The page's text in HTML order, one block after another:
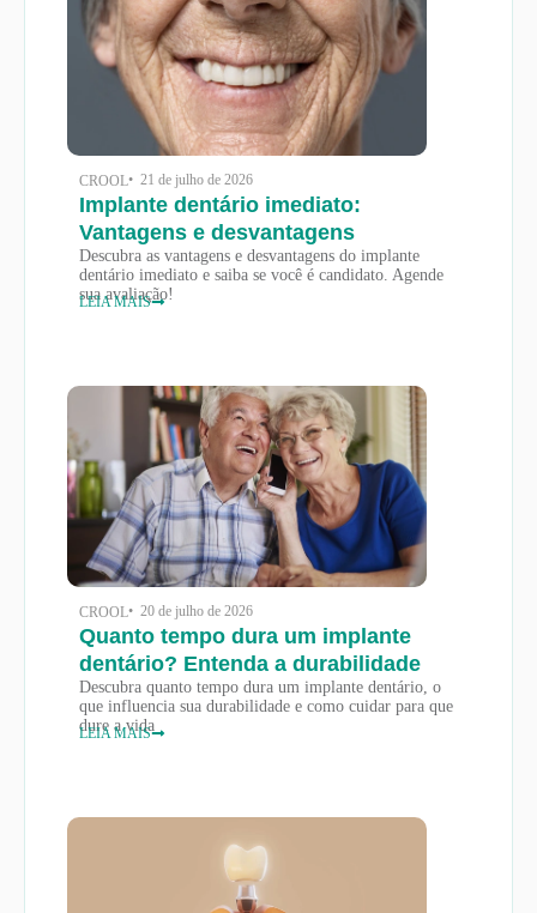
CROOL• 21 de julho de 2026
Implante dentário imediato:
Vantagens e desvantagens
Descubra as vantagens e desvantagens do implante
dentário imediato e saiba se você é candidato. Agende
sua avaliação!
LEIA MAIS
CROOL• 20 de julho de 2026
Quanto tempo dura um implante
dentário? Entenda a durabilidade
Descubra quanto tempo dura um implante dentário, o
que influencia sua durabilidade e como cuidar para que
dure a vida
LEIA MAIS